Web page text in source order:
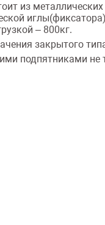
из
– 800кг.
закрытого
подпятниками не